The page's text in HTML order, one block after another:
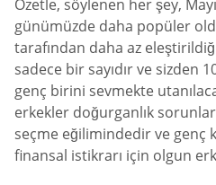
Özetle, söylenen her şey,
günümüzde daha popüler
tarafından daha az
sadece bir sayıdır ve sizden
genç birini sevmekte
erkekler doğurganlık
seçme eğilimindedir ve genç
finansal istikrarı için olgun